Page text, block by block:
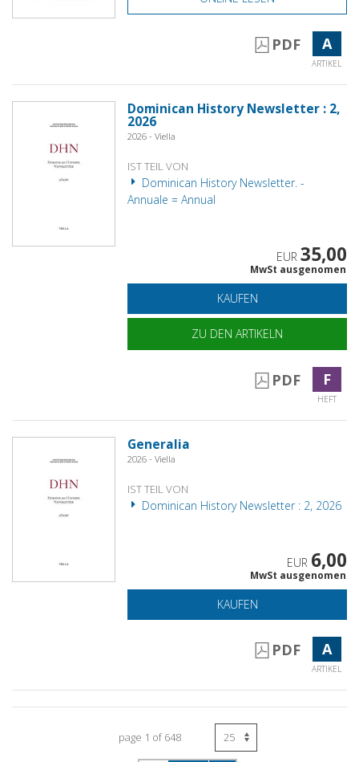
PDF A
ARTIKEL
Dominican History Newsletter : 2,
2026
2026 - Viella
IST TEIL VON
Dominican History Newsletter. -
Annuale = Annual
EUR 35,00
MwSt ausgenomen
KAUFEN
ZU DEN ARTIKELN
PDF F
HEFT
Generalia
2026 - Viella
IST TEIL VON
Dominican History Newsletter : 2, 2026
EUR 6,00
MwSt ausgenomen
KAUFEN
PDF A
ARTIKEL
page 1 of 648